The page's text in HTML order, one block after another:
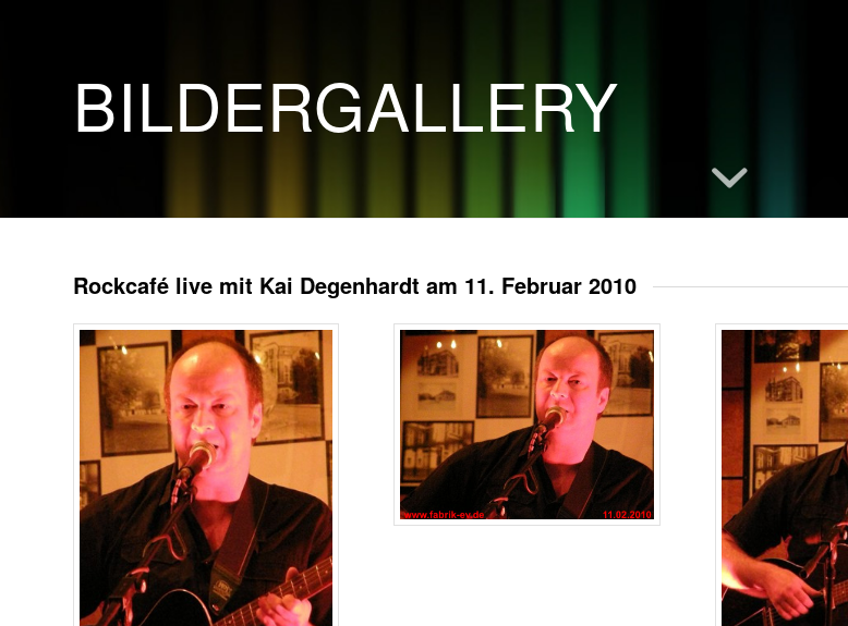
BILDERGALLERY
Rockcafé live mit Kai Degenhardt am 11. Februar 2010